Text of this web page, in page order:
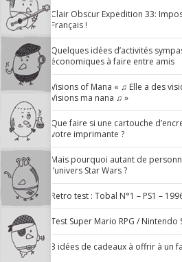
Clair Obscur Expedition 33:
Français !
Quelques idées d’activités
économiques à faire entre amis
Visions of Mana « ♫ Elle a des
Visions ma nana ♫ »
Que faire si une cartouche
votre imprimante ?
Mais pourquoi autant de
l’univers Star Wars ?
Retro test : Tobal N°1 – PS1 –
Test Super Mario RPG / Nintendo
3 idées de cadeaux à offrir à un